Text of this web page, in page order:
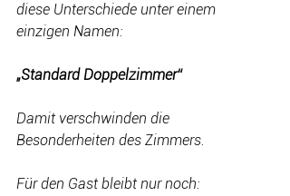
diese Unterschiede unter einem
einzigen Namen:
„Standard Doppelzimmer“
Damit verschwinden die
Besonderheiten des Zimmers.
Für den Gast bleibt nur noch: